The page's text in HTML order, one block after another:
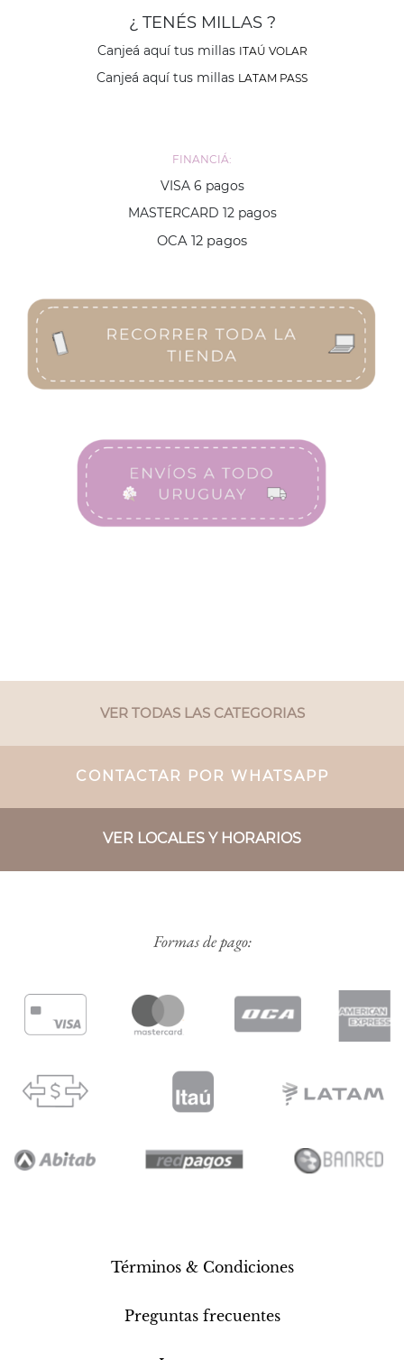
¿ TENÉS MILLAS ?
Canjeá aquí tus millas ITAÚ VOLAR
Canjeá aquí tus millas LATAM PASS
FINANCIÁ:
VISA 6 pagos
MASTERCARD 12 pagos
OCA 12 pagos
VER TODAS LAS CATEGORIAS
CONTACTAR POR WHATSAPP
VER LOCALES Y HORARIOS
Formas de pago:
Términos & Condiciones
Preguntas frecuentes